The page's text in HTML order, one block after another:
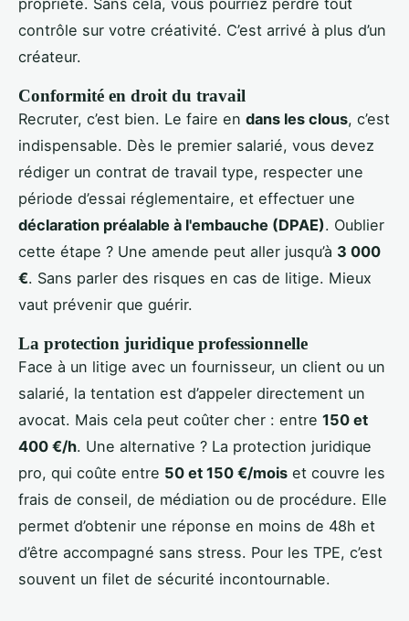
contrôle sur votre créativité. C’est arrivé à plus d’un
créateur.
Conformité en droit du travail
Recruter, c’est bien. Le faire en dans les clous, c’est
indispensable. Dès le premier salarié, vous devez
rédiger un contrat de travail type, respecter une
période d’essai réglementaire, et effectuer une
déclaration préalable à l'embauche (DPAE). Oublier
cette étape ? Une amende peut aller jusqu’à 3 000
€. Sans parler des risques en cas de litige. Mieux
vaut prévenir que guérir.
La protection juridique professionnelle
Face à un litige avec un fournisseur, un client ou un
salarié, la tentation est d’appeler directement un
avocat. Mais cela peut coûter cher : entre 150 et
400 €/h. Une alternative ? La protection juridique
pro, qui coûte entre 50 et 150 €/mois et couvre les
frais de conseil, de médiation ou de procédure. Elle
permet d’obtenir une réponse en moins de 48h et
d’être accompagné sans stress. Pour les TPE, c’est
souvent un filet de sécurité incontournable.